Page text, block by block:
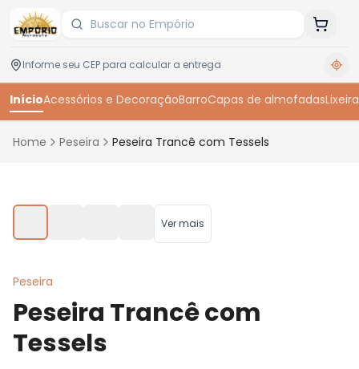
InícioAcessórios e DecoraçãoBarroCapas de almofadasLixeira
Home Peseira Peseira Trancê com Tessels
Ver mais
Peseira
Peseira Trancê com
Tessels